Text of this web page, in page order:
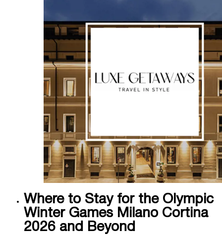
Where to Stay for the Olympic
Winter Games Milano Cortina
2026 and Beyond